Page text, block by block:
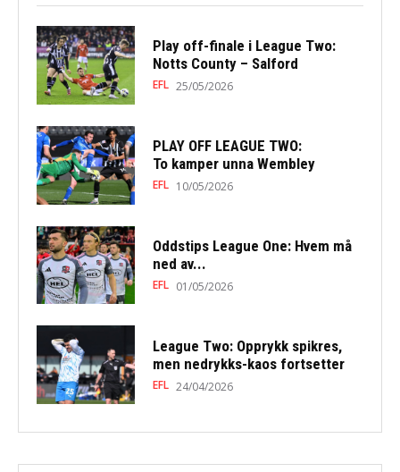
Play off-finale i League Two:
Notts County – Salford
EFL 25/05/2026
PLAY OFF LEAGUE TWO:
To kamper unna Wembley
EFL 10/05/2026
Oddstips League One: Hvem må
ned av...
EFL 01/05/2026
League Two: Opprykk spikres,
men nedrykks-kaos fortsetter
EFL 24/04/2026